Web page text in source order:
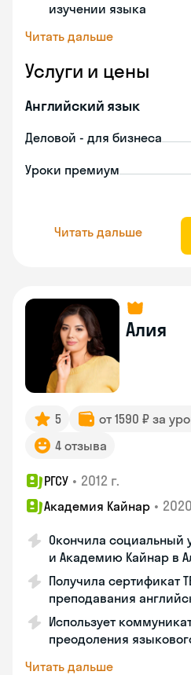
изучении языка
Читать дальше
Услуги и цены
Английский язык
Деловой - для бизнеса
Уроки премиум
Читать дальше
Алия
5 от 1590 ₽ за
4 отзыва
РГСУ • 2012 г.
Академия Кайнар •
Окончила социальный
и Академию Кайнар в
Получила сертификат
преподавания
Использует
преодоления
Читать дальше